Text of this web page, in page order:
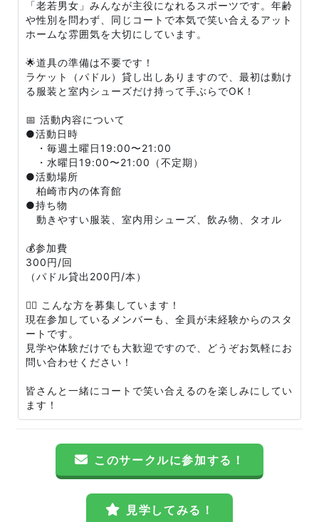
「老若男女」みんなが主役になれるスポーツです。年齢
や性別を問わず、同じコートで本気で笑い合えるアット
ホームな雰囲気を大切にしています。
🌟道具の準備は不要です！
ラケット（パドル）貸し出しありますので、最初は動け
る服装と室内シューズだけ持って手ぶらでOK！
📅 活動内容について
●活動日時
・毎週土曜日19:00〜21:00
・水曜日19:00〜21:00（不定期）
●活動場所
柏崎市内の体育館
●持ち物
動きやすい服装、室内用シューズ、飲み物、タオル
💰参加費
300円/回
（パドル貸出200円/本）
🙋‍♀️ こんな方を募集しています！
現在参加しているメンバーも、全員が未経験からのスタ
ートです。
見学や体験だけでも大歓迎ですので、どうぞお気軽にお
問い合わせください！
皆さんと一緒にコートで笑い合えるのを楽しみにしてい
ます！
このサークルに参加する！
見学してみる！